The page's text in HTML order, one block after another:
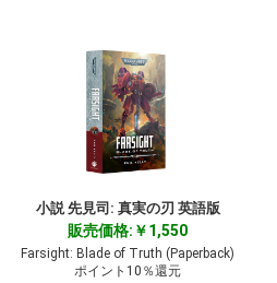
小説 先見司: 真実の刃 英語版
販売価格:￥1,550
Farsight: Blade of Truth (Paperback)
ポイント10％還元